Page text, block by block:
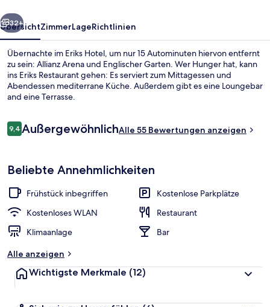
Weiter
32+
ÜbersichtZimmerLageRichtlinien
Übernachte im Eriks Hotel, um nur 15 Autominuten hiervon entfernt
zu sein: Allianz Arena und Englischer Garten. Wer Hunger hat, kann
ins Eriks Restaurant gehen: Es serviert zum Mittagessen und
Abendessen mediterrane Küche. Außerdem gibt es eine Loungebar
and eine Terrasse.
Bewertungen
9,49,4 von 10.
AußergewöhnlichAlle 55 Bewertungen anzeigen
Beliebte Annehmlichkeiten
Frühstück inbegriffen
Kostenlose Parkplätze
Kostenloses WLAN
Restaurant
Klimaanlage
Bar
Alle anzeigen
Wichtigste Merkmale (12)